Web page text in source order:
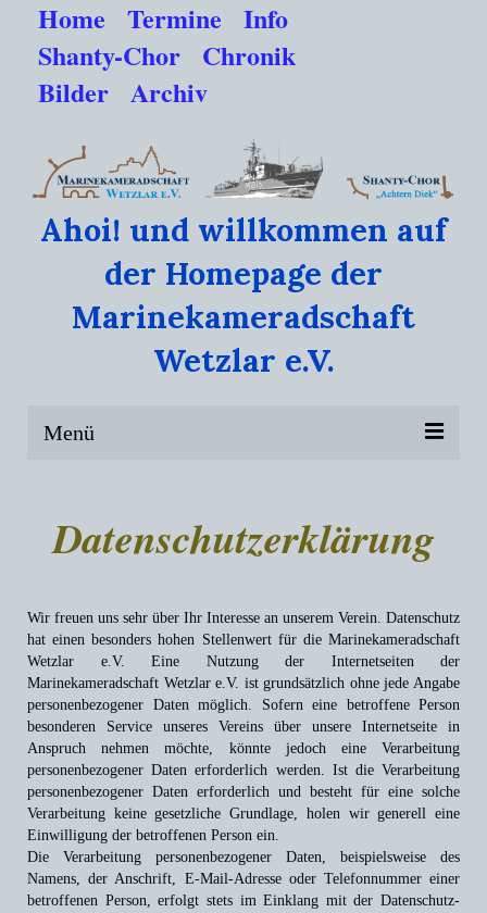
Home Termine Info
Shanty-Chor Chronik
Bilder Archiv
Ahoi! und willkommen auf
der Homepage der
Marinekameradschaft
Wetzlar e.V.
Menü
Termine
Shanty-Chor
Chronik
Bilder
Archiv
Datenschutzerklärung
Wir freuen uns sehr über Ihr Interesse an unserem Verein. Datenschutz
hat einen besonders hohen Stellenwert für die Marinekameradschaft
Wetzlar e.V. Eine Nutzung der Internetseiten der
Marinekameradschaft Wetzlar e.V. ist grundsätzlich ohne jede Angabe
personenbezogener Daten möglich. Sofern eine betroffene Person
besonderen Service unseres Vereins über unsere Internetseite in
Anspruch nehmen möchte, könnte jedoch eine Verarbeitung
personenbezogener Daten erforderlich werden. Ist die Verarbeitung
personenbezogener Daten erforderlich und besteht für eine solche
Verarbeitung keine gesetzliche Grundlage, holen wir generell eine
Einwilligung der betroffenen Person ein.
Die Verarbeitung personenbezogener Daten, beispielsweise des
Namens, der Anschrift, E-Mail-Adresse oder Telefonnummer einer
betroffenen Person, erfolgt stets im Einklang mit der Datenschutz-